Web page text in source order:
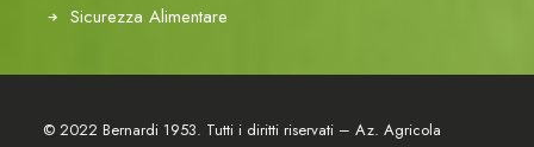
Sicurezza Alimentare
© 2022 Bernardi 1953. Tutti i diritti riservati – Az. Agricola